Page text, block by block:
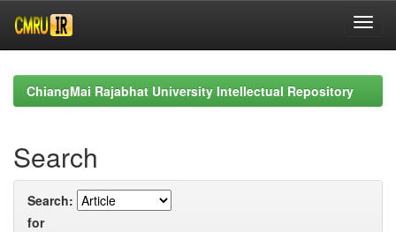
navigationChiangMai Rajabhat University Intellectual Repository
Search
Search:
for